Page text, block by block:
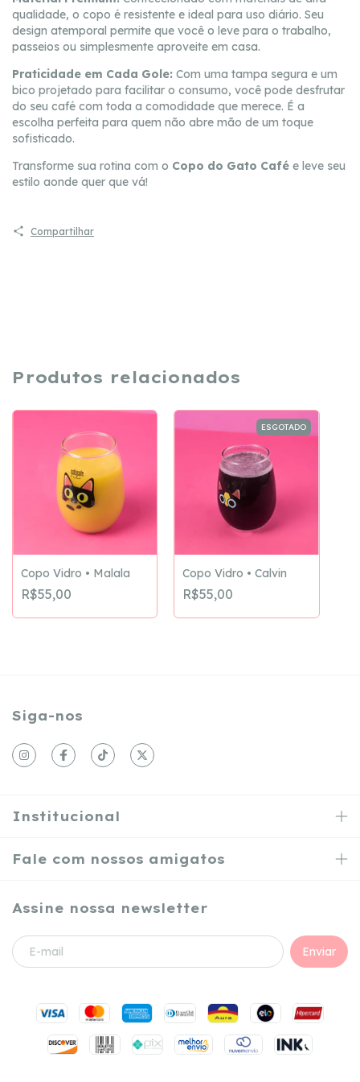
qualidade, o copo é resistente e ideal para uso diário. Seu
design atemporal permite que você o leve para o trabalho,
passeios ou simplesmente aproveite em casa.
Praticidade em Cada Gole: Com uma tampa segura e um
bico projetado para facilitar o consumo, você pode desfrutar
do seu café com toda a comodidade que merece. É a
escolha perfeita para quem não abre mão de um toque
sofisticado.
Transforme sua rotina com o Copo do Gato Café e leve seu
estilo aonde quer que vá!
Compartilhar
Produtos relacionados
Copo Vidro • Malala
R$55,00
ESGOTADO
Copo Vidro • Calvin
R$55,00
Siga-nos
Institucional
Fale com nossos amigatos
Assine nossa newsletter